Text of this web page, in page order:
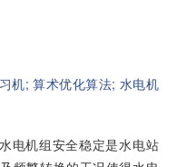
机;算术优化算法; 水电机
电机组安全稳定是水电站